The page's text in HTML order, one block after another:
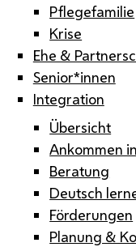
Pflegefamilie
Krise
Ehe &
Senior*innen
Integration
Übersicht
Ankommen
Beratung
Deutsch
Förderungen
Planung &